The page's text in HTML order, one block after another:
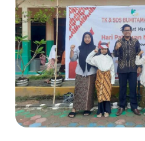
SDS
Wil
9
Mengadakan
Fashion
Show
&
Lomba